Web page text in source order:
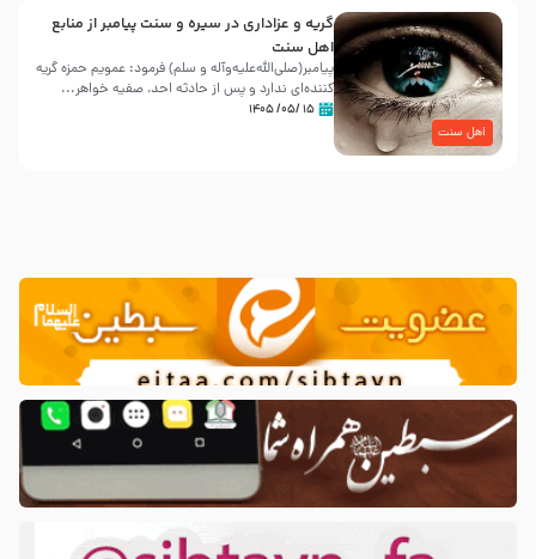
اهل سنت
گریه و عزاداری در سیره و سنت پیامبر از منابع
اهل سنت
پیامبر(صلی‌الله‌علیه‌وآله و سلم) فرمود: عمویم حمزه گریه
کننده‌ای ندارد و پس از حادثه احد، صفیه خواهر...
۱۵ /۰۵/ ۱۴۰۵